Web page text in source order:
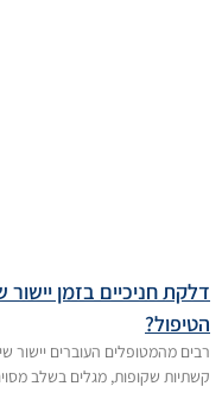
דלקת חניכיים בזמן
הטיפול?
רבים מהמטופלים העוברים יישור
קשתיות שקופות, מגלים בשלב